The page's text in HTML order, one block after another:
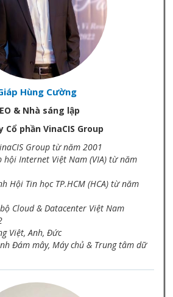
Hùng Cường
& Nhà sáng lập
Cổ phần VinaCIS Group
Group từ năm 2001
hội Internet Việt Nam (VIA) từ năm
Hội Tin học TP.HCM (HCA) từ năm
Cloud & Datacenter Việt Nam
Việt, Anh, Đức
Đám mây, Máy chủ & Trung tâm dữ